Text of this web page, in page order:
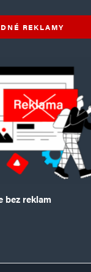
REKLAMY
bez reklam
až 720 Kč